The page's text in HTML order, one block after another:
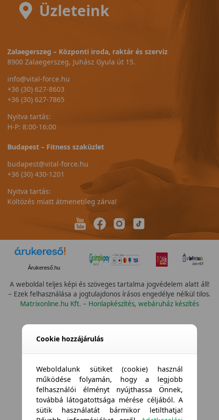
Üzleteink
Zalaegerszeg – Központi iroda, raktár és szerviz
8900 Zalaegerszeg, Juhász Gyula út 15.
info@vital-force.hu
+36 (30) 627-8603
+36 (30) 627-7865
Nyitva tartás:
H-P: 8:00-16:00
Budapest – Fitness szaküzlet
budapest@vital-force.hu
+36 (30) 430-1201
Nyitva tartás:
Költözés miatt átmenetileg zárva!
Árukereső.hu
A weboldal teljes képi és szöveges tartalma jogvédelem alatt áll!
– Ezek felhasználása a jogtulajdonos írásos engedélye nélkül tilos.
Matrixonline.hu Kft. – Honlapkészítés, webáruház készítés
Cookie hozzájárulás
Weboldalunk sütiket (cookie) használ
működése folyamán, hogy a legjobb
felhasználói élményt nyújthassa Önnek,
továbbá látogatottsága mérése céljából. A
sütik használatát bármikor letilthatja!
Összes vízállóság